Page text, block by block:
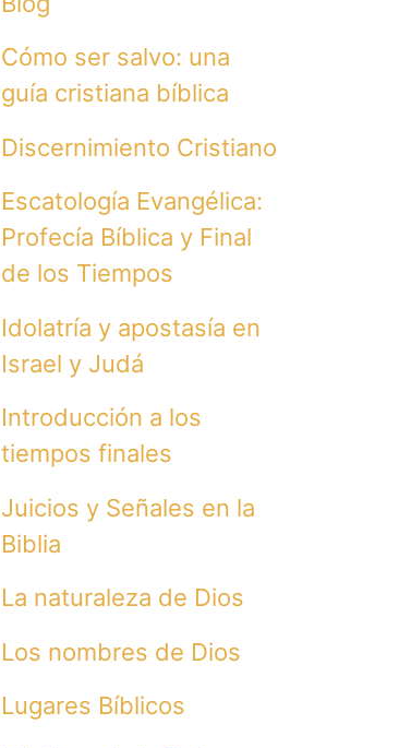
Cómo ser salvo: una
guía cristiana bíblica
Discernimiento Cristiano
Escatología Evangélica:
Profecía Bíblica y Final
de los Tiempos
Idolatría y apostasía en
Israel y Judá
Introducción a los
tiempos finales
Juicios y Señales en la
Biblia
La naturaleza de Dios
Los nombres de Dios
Lugares Bíblicos